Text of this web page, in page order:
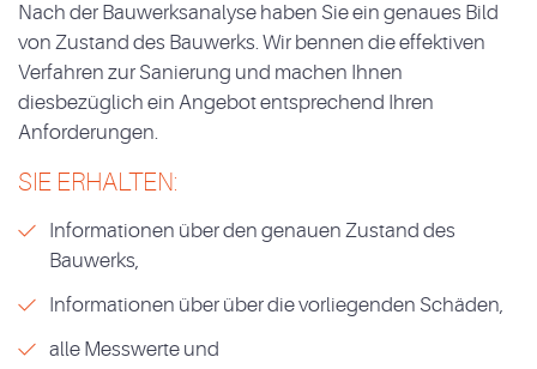
Nach der Bauwerksanalyse haben Sie ein genaues Bild
von Zustand des Bauwerks. Wir bennen die effektiven
Verfahren zur Sanierung und machen Ihnen
diesbezüglich ein Angebot entsprechend Ihren
Anforderungen.
SIE ERHALTEN:
Informationen über den genauen Zustand des
Bauwerks,
Informationen über über die vorliegenden Schäden,
alle Messwerte und